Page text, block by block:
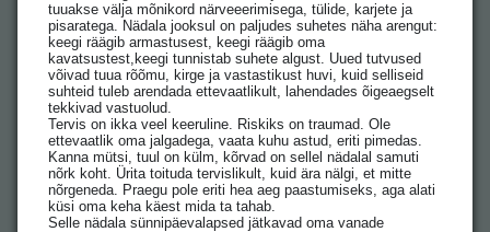
tuuakse välja mõnikord närveeerimisega, tülide, karjete ja
pisaratega. Nädala jooksul on paljudes suhetes näha arengut:
keegi räägib armastusest, keegi räägib oma
kavatsustest,keegi tunnistab suhete algust. Uued tutvused
võivad tuua rõõmu, kirge ja vastastikust huvi, kuid selliseid
suhteid tuleb arendada ettevaatlikult, lahendades õigeaegselt
tekkivad vastuolud.
Tervis on ikka veel keeruline. Riskiks on traumad. Ole
ettevaatlik oma jalgadega, vaata kuhu astud, eriti pimedas.
Kanna mütsi, tuul on külm, kõrvad on sellel nädalal samuti
nõrk koht. Ürita toituda tervislikult, kuid ära nälgi, et mitte
nõrgeneda. Praegu pole eriti hea aeg paastumiseks, aga alati
küsi oma keha käest mida ta tahab.
Selle nädala sünnipäevalapsed jätkavad oma vanade